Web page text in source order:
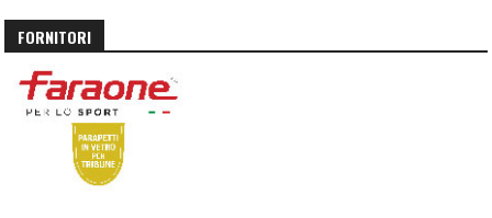
FORNITORI